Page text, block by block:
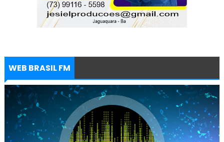
WEB BRASIL FM